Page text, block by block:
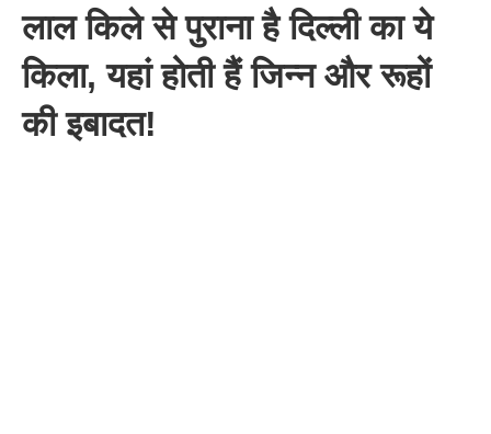
लाल किले से पुराना है दिल्ली का ये
किला, यहां होती हैं जिन्न और रूहों
की इबादत!